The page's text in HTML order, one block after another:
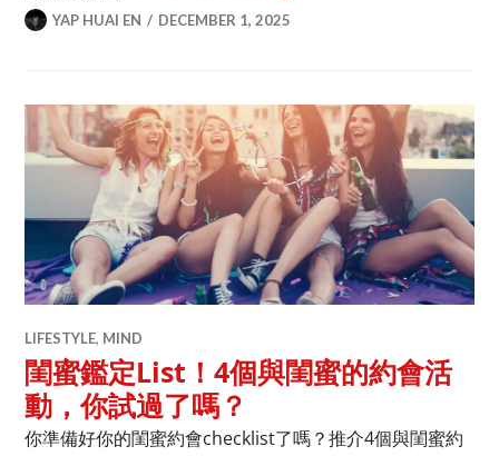
YAP HUAI EN DECEMBER 1, 2025
LIFESTYLE, MIND
閨蜜鑑定List！4個與閨蜜的約會活
動，你試過了嗎？
你準備好你的閨蜜約會checklist了嗎？推介4個與閨蜜約